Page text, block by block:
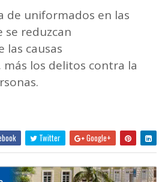
de uniformados en las
se reduzcan
las causas
los delitos contra la
Twitter Google+